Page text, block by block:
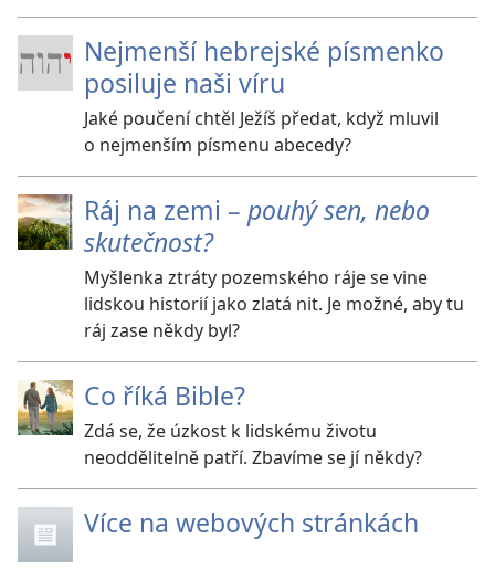
Nejmenší hebrejské písmenko
posiluje naši víru
Jaké poučení chtěl Ježíš předat, když mluvil
o nejmenším písmenu abecedy?
Ráj na zemi – pouhý sen, nebo
skutečnost?
Myšlenka ztráty pozemského ráje se vine
lidskou historií jako zlatá nit. Je možné, aby tu
ráj zase někdy byl?
Co říká Bible?
Zdá se, že úzkost k lidskému životu
neoddělitelně patří. Zbavíme se jí někdy?
Více na webových stránkách